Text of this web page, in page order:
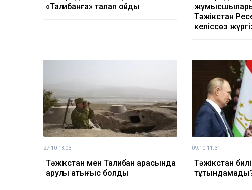
«Талибанға» талап қойды
Тәжікстан
келіссөз
27.10 18:03
Тәжікстан мен Талибан арасында
қарулы қақтығыс болды
09.10 11:31
Тәжікстан